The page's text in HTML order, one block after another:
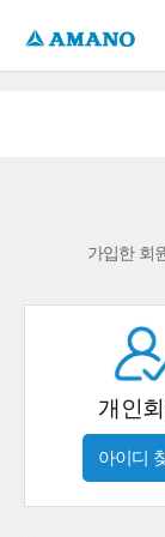
가입한 회
개인
아이디